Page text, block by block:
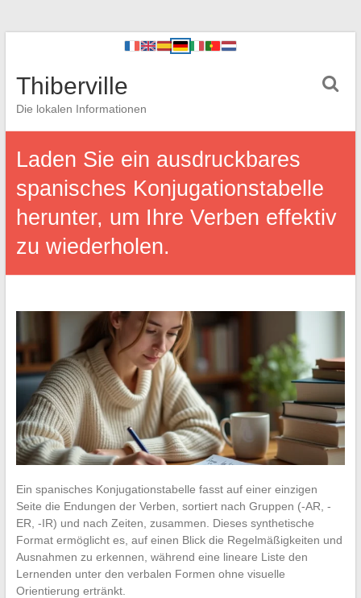
Thiberville
Die lokalen Informationen
Laden Sie ein ausdruckbares
spanisches Konjugationstabelle
herunter, um Ihre Verben effektiv
zu wiederholen.
Ein spanisches Konjugationstabelle fasst auf einer einzigen
Seite die Endungen der Verben, sortiert nach Gruppen (-AR, -
ER, -IR) und nach Zeiten, zusammen. Dieses synthetische
Format ermöglicht es, auf einen Blick die Regelmäßigkeiten und
Ausnahmen zu erkennen, während eine lineare Liste den
Lernenden unter den verbalen Formen ohne visuelle
Orientierung ertränkt.